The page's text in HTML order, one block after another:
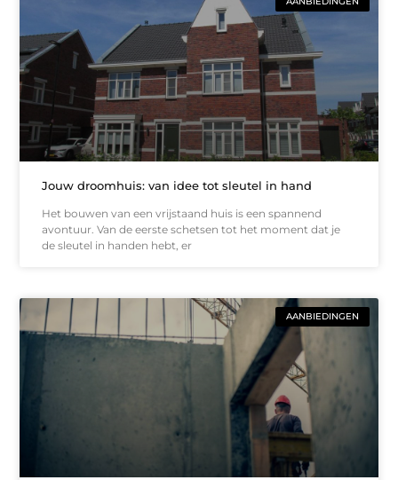
Jouw droomhuis: van idee tot sleutel in hand
Het bouwen van een vrijstaand huis is een spannend
avontuur. Van de eerste schetsen tot het moment dat je
de sleutel in handen hebt, er
AANBIEDINGEN